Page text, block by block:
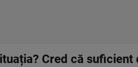
Cred că suficient